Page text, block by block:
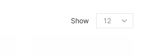
Show
Products
per